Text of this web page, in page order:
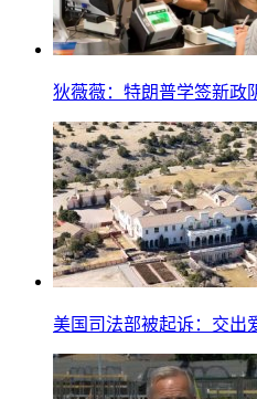
狄薇薇：特朗普学签新政
美国司法部被起诉：交出